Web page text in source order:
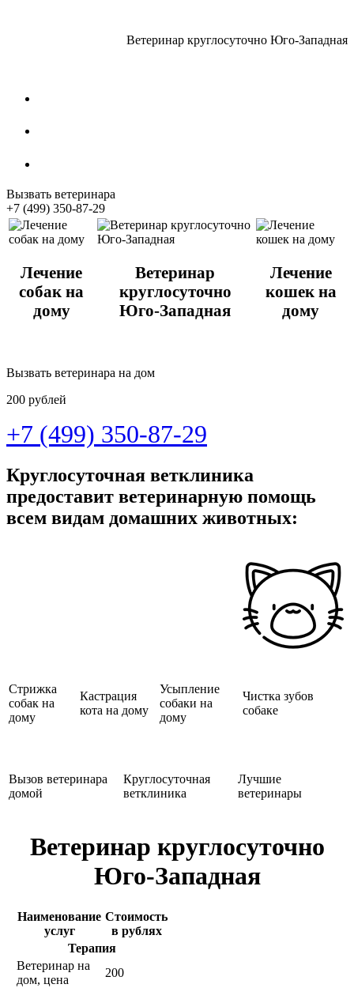
Ветеринар круглосуточно Юго-Западная
Вызвать ветеринара
+7 (499) 350-87-29
Лечение
собак на
дому
Ветеринар
круглосуточно
Юго-Западная
Лечение
кошек на
дому
Вызвать ветеринара на дом
200 рублей
+7 (499) 350-87-29
Круглосуточная ветклиника
предоставит ветеринарную помощь
всем видам домашних животных:
Стрижка
собак на
дому
Кастрация
кота на дому
Усыпление
собаки на
дому
Чистка зубов
собаке
Вызов ветеринара
домой
Круглосуточная
ветклиника
Лучшие
ветеринары
Ветеринар круглосуточно
Юго-Западная
Наименование
услуг
Стоимость
в рублях
Терапия
Ветеринар на
дом, цена
200